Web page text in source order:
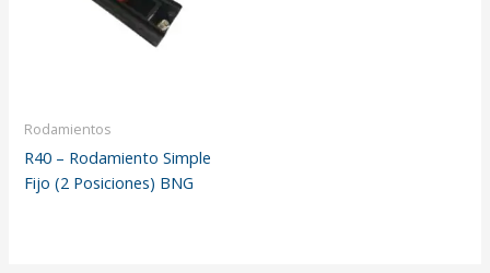
Rodamientos
R40 – Rodamiento Simple
Fijo (2 Posiciones) BNG